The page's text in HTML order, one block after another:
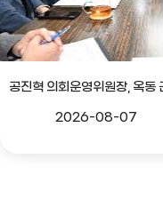
2026-08-07